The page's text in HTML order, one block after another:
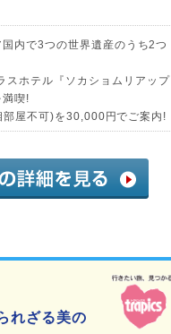
内で3つの世界遺産のうち2つ
スホテル『ソカショムリアップ
満喫!
部屋不可)を30,000円でご案内!
れざる美の